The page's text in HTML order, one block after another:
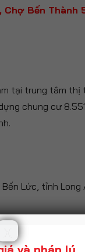
Bến
tại trung tâm
chung cư
Lức, tỉnh Long
sổ